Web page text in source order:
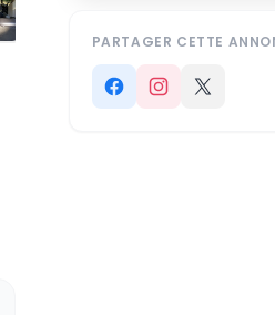
PARTAGER CETTE